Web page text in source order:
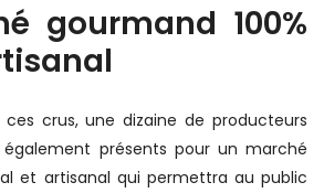
gourmand 100%
crus, une dizaine de producteurs
présents pour un marché
et artisanal qui permettra au public